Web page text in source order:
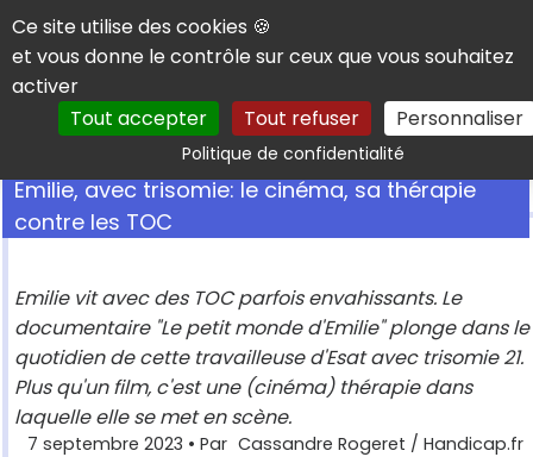
Panneau de gestion des cookies
Ce site utilise des cookies 🍪
et vous donne le contrôle sur ceux que vous souhaitez
activer
Tout accepter
Tout refuser Personnaliser
Politique de confidentialitéRechercher
Emilie, avec trisomie: le cinéma, sa thérapie
contre les TOC
Emilie vit avec des TOC parfois envahissants. Le
documentaire "Le petit monde d'Emilie" plonge dans le
quotidien de cette travailleuse d'Esat avec trisomie 21.
Plus qu'un film, c'est une (cinéma) thérapie dans
laquelle elle se met en scène.
7 septembre 2023 • Par Cassandre Rogeret / Handicap.fr